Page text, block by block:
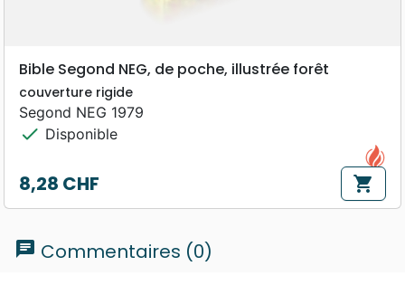
Bible Segond NEG, de poche, illustrée forêt
couverture rigide
Segond NEG 1979
check Disponible
Prix
8,28 CHF shopping_cart
chat Commentaires (0)